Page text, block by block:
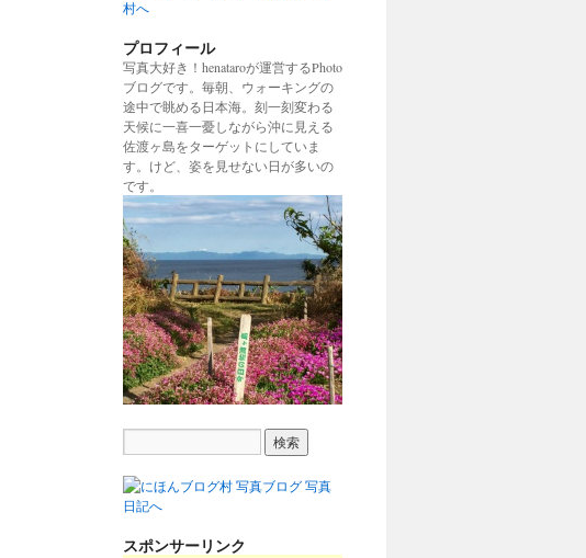
プロフィール
写真大好き！henataroが運営するPhoto
ブログです。毎朝、ウォーキングの
途中で眺める日本海。刻一刻変わる
天候に一喜一憂しながら沖に見える
佐渡ヶ島をターゲットにしていま
す。けど、姿を見せない日が多いの
です。
スポンサーリンク